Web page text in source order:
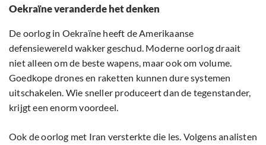
Oekraïne veranderde het denken
De oorlog in Oekraïne heeft de Amerikaanse
defensiewereld wakker geschud. Moderne oorlog draait
niet alleen om de beste wapens, maar ook om volume.
Goedkope drones en raketten kunnen dure systemen
uitschakelen. Wie sneller produceert dan de tegenstander,
krijgt een enorm voordeel.
Ook de oorlog met Iran versterkte die les. Volgens analisten